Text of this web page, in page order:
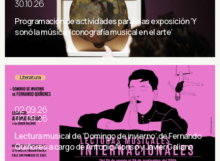
30.10.26
Programación de actividades paralelas exposición ‘Y
sonó la música. Iconografía musical en el arte’
Literatura
02.09.26
02.09.26
Lectura musical de ‘Domingo de invierno’ de Fernando
Quiñores a cargo de Antonio Alonso y Javier Galiana